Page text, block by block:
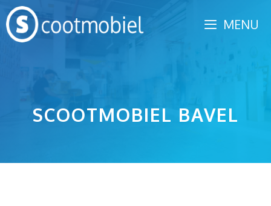
Spring
naar
inhoud
MENU
SCOOTMOBIEL BAVEL